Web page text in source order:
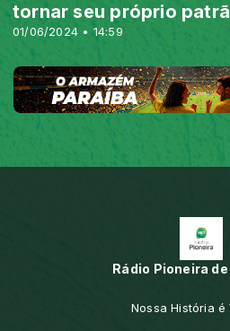
01/06/2024 • 14:59
tornar seu próprio
Rádio Pioneira
Nossa História é